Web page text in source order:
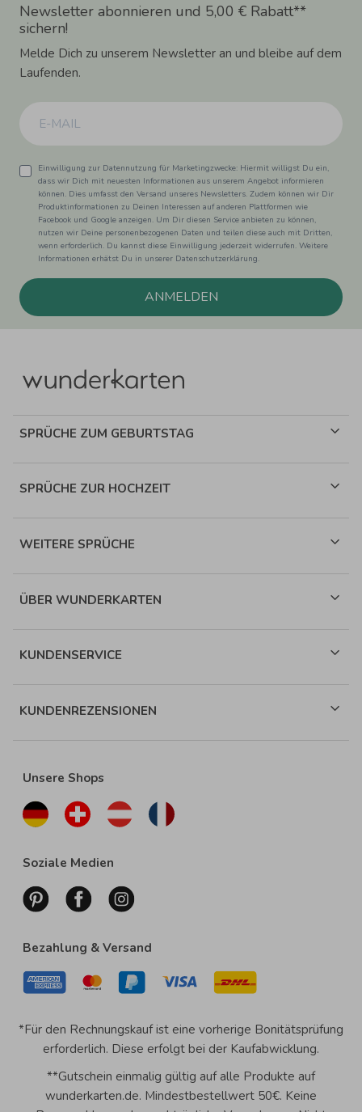
Newsletter abonnieren und 5,00 € Rabatt**
sichern!
Melde Dich zu unserem Newsletter an und bleibe auf dem
Laufenden.
Einwilligung zur Datennutzung für Marketingzwecke: Hiermit willigst Du ein,
dass wir Dich mit neuesten Informationen aus unserem Angebot informieren
können. Dies umfasst den Versand unseres Newsletters. Zudem können wir Dir
Produktinformationen zu Deinen Interessen auf anderen Plattformen wie
Facebook und Google anzeigen. Um Dir diesen Service anbieten zu können,
nutzen wir Deine personenbezogenen Daten und teilen diese auch mit Dritten,
wenn erforderlich. Du kannst diese Einwilligung jederzeit widerrufen. Weitere
Informationen erhätst Du in unserer Datenschutzerklärung.
ANMELDEN
SPRÜCHE ZUM GEBURTSTAG
SPRÜCHE ZUR HOCHZEIT
WEITERE SPRÜCHE
ÜBER WUNDERKARTEN
KUNDENSERVICE
KUNDENREZENSIONEN
Unsere Shops
Soziale Medien
Bezahlung & Versand
*Für den Rechnungskauf ist eine vorherige Bonitätsprüfung
erforderlich. Diese erfolgt bei der Kaufabwicklung.
**Gutschein einmalig gültig auf alle Produkte auf
wunderkarten.de. Mindestbestellwert 50€. Keine